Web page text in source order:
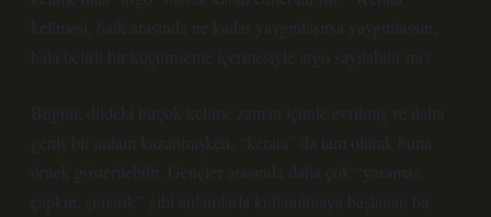
kelimesi, halk arasında ne kadar yaygınlaşırsa yaygınlaşsın,
hala belirli bir küçümseme içermesiyle argo sayılabilir mi?
Bugün, dildeki birçok kelime zaman içinde evrilmiş ve daha
geniş bir anlam kazanmışken, “kerata” da tam olarak buna
örnek gösterilebilir. Gençler arasında daha çok “yaramaz,
çapkın, şımarık” gibi anlamlarla kullanılmaya başlanan bu